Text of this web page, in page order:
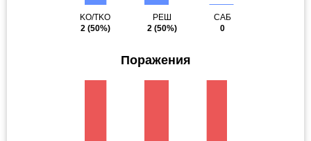
KO/TKO
2(50%)
РЕШ
2 (50%)
САБ
0
Поражения